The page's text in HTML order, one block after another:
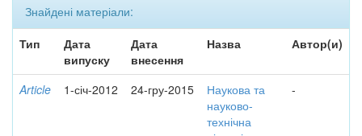
Знайдені матеріали:
Тип
Дата
випуску
Дата
внесення
Назва Автор(и)
Article 1-січ-2012 24-гру-2015
Наукова та
науково-
технічна
-